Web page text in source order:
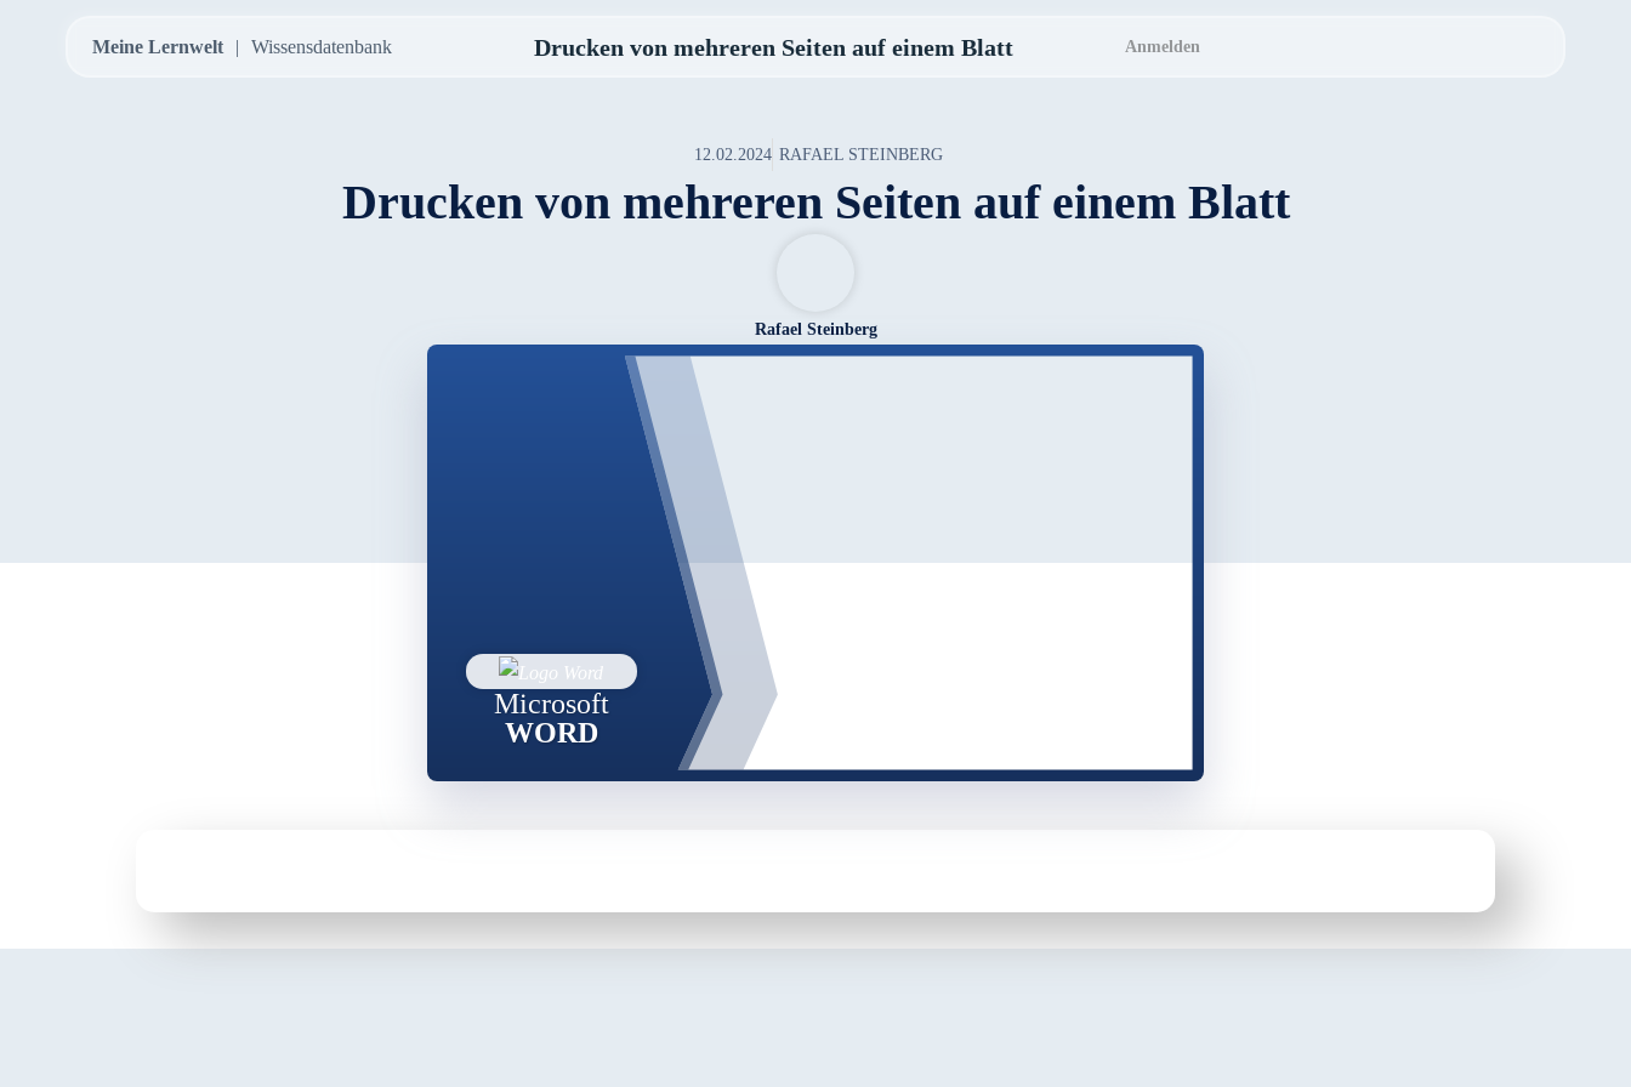
Meine Lernwelt Wissensdatenbank Drucken von mehreren Seiten auf einem Blatt Anmelden
12.02.2024 RAFAEL STEINBERG
Drucken von mehreren Seiten auf einem Blatt
Rafael Steinberg
Microsoft
WORD